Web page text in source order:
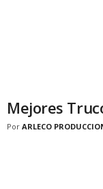
Mejores
Por ARLECO